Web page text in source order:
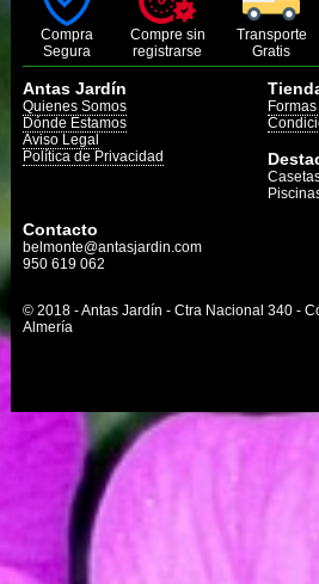
Compra
Segura
Compre sin
registrarse
Transporte
Gratis
Antas Jardín
Quienes Somos
Dónde Estamos
Aviso Legal
Política de Privacidad
Contacto
belmonte@antasjardin.com
950 619 062
© 2018 - Antas Jardín - Ctra Nacional 340 -
Almería